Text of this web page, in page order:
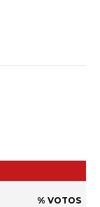
% VOTOS